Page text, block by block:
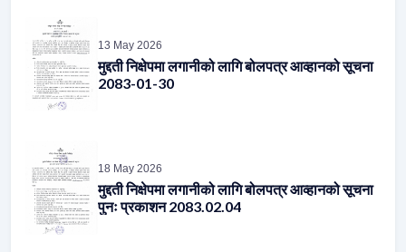
मुद्दती निक्षेपमा लगानीको लागि बोलपत्र आव्हानको सूचना
2083-01-30
18 May 2026
मुद्दती निक्षेपमा लगानीको लागि बोलपत्र आव्हानको सूचना
पुनः प्रकाशन 2083.02.04